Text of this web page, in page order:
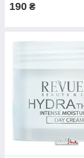
190 ₴